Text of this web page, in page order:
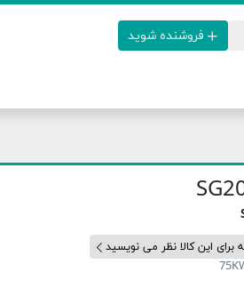
فروشنده شوید
برای این کالا نظر می نویسید